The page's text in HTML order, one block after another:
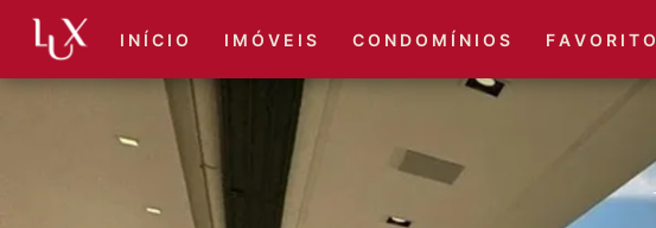
I N Í C I O I M Ó V E I S C O N D O M Í N I O S F A V O R I T